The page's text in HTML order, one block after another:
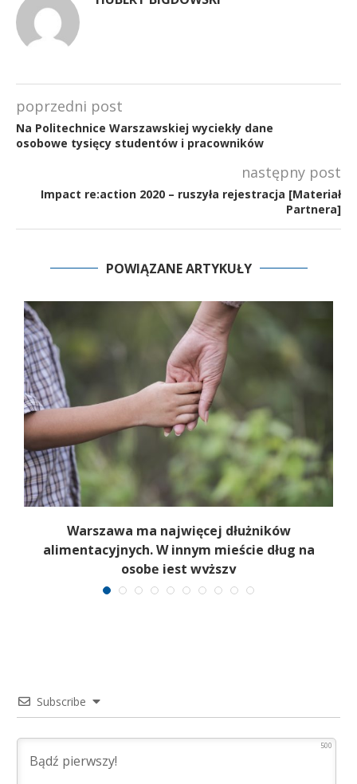
poprzedni post
Na Politechnice Warszawskiej wyciekły dane
osobowe tysięcy studentów i pracowników
następny post
Impact re:action 2020 – ruszyła rejestracja [Materiał
Partnera]
POWIĄZANE ARTYKUŁY
Warszawa ma najwięcej dłużników
alimentacyjnych. W innym mieście dług na
osobę jest wyższy
Subscribe
500